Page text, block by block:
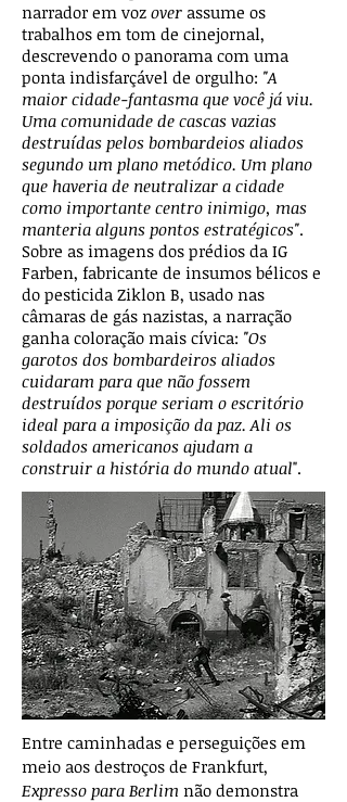
narrador em voz over assume os
trabalhos em tom de cinejornal,
descrevendo o panorama com uma
ponta indisfarçável de orgulho: "A
maior cidade-fantasma que você já viu.
Uma comunidade de cascas vazias
destruídas pelos bombardeios aliados
segundo um plano metódico. Um plano
que haveria de neutralizar a cidade
como importante centro inimigo, mas
manteria alguns pontos estratégicos".
Sobre as imagens dos prédios da IG
Farben, fabricante de insumos bélicos e
do pesticida Ziklon B, usado nas
câmaras de gás nazistas, a narração
ganha coloração mais cívica: "Os
garotos dos bombardeiros aliados
cuidaram para que não fossem
destruídos porque seriam o escritório
ideal para a imposição da paz. Ali os
soldados americanos ajudam a
construir a história do mundo atual".
Entre caminhadas e perseguições em
meio aos destroços de Frankfurt,
Expresso para Berlim não demonstra